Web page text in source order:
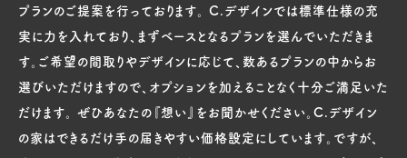
プランのご提案を行っております。 C.デザインでは標準仕様の充
実に力を入れており、まずベースとなるプランを選んでいただきま
す。ご希望の間取りやデザインに応じて、数あるプランの中からお
選びいただけますので、オプションを加えることなく十分ご満足いた
だけます。 ぜひあなたの『想い』をお聞かせください。C.デザイン
の家はできるだけ手の届きやすい価格設定にしています。ですが、